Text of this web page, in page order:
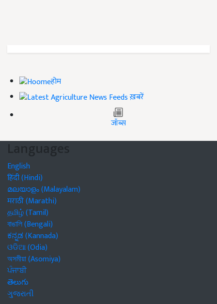
होम
ख़बरें
जॉब्स
Languages
English
हिंदी (Hindi)
മലയാളം (Malayalam)
मराठी (Marathi)
தமிழ் (Tamil)
বাঙালি (Bengali)
ಕನ್ನಡ (Kannada)
ଓଡିଆ (Odia)
অসমীয়া (Asomiya)
ਪੰਜਾਬੀ
తెలుగు
ગુજરાતી